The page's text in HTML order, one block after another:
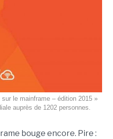
le mainframe – édition 2015 »
auprès de 1202 personnes.
bouge encore. Pire :